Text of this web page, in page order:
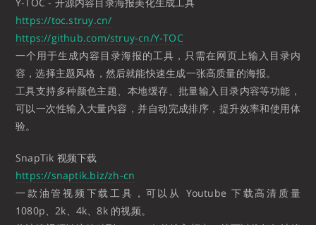
Y-TOC - 开源内容目录海报美化生成工具
https://toc.struy.cn/
https://github.com/struy-cn/Y-TOC
一个用于生成内容目录海报的工具，只需在网页上输入目录内
容，选择主题风格，然后就能快速生成一张高质量的海报。
工具支持多种颜色主题、本地缓存、批量输入目录内容等功能，
可以一次性输入大量内容，并自动完成排序，提升效率和使用体
验。
SnapTik 视频下载
https://snaptik.biz/zh-cn
一款油管视频下载工具，可以从 Youtube 下载高清质量
1080p、2k、4k、8k 的视频。